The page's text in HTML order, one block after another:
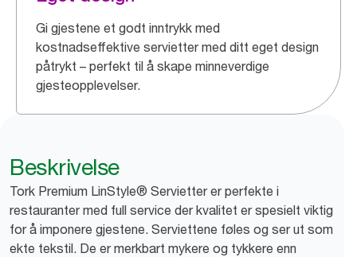
Gi gjestene et godt inntrykk med
kostnadseffektive servietter med ditt eget design
påtrykt – perfekt til å skape minneverdige
gjesteopplevelser.
Beskrivelse
Tork Premium LinStyle® Servietter er perfekte i
restauranter med full service der kvalitet er spesielt viktig
for å imponere gjestene. Serviettene føles og ser ut som
ekte tekstil. De er merkbart mykere og tykkere enn